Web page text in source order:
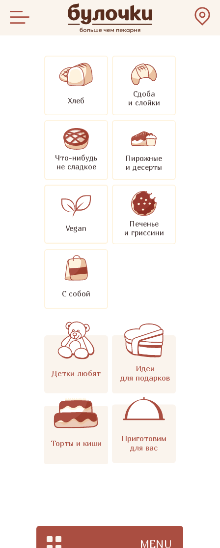
Хлеб
Сдоба
и слойки
Что-нибудь
не сладкое
Пирожные
и десерты
Vegan
Печенье
и гриссини
С собой
Торты и киши
Детки любят
Идеи
для подарков
Приготовим
для вас
MENU